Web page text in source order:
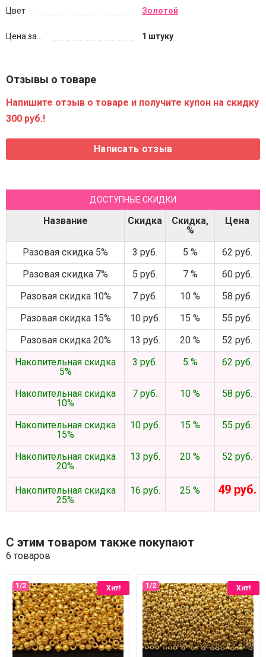
Цвет Золотой
Цена за... 1 штуку
Отзывы о товаре
Напишите отзыв о товаре и получите купон на скидку
300 руб.!
ДОСТУПНЫЕ СКИДКИ
Название Скидка
Скидка,
%
Цена
Разовая скидка 5% 3 руб. 5 %
62 руб.
Разовая скидка 7%
5 руб. 7 %
60 руб.
Разовая скидка 10%
7 руб. 10 %
58 руб.
Разовая скидка 15%
10 руб. 15 %
55 руб.
Разовая скидка 20%
13 руб. 20 %
52 руб.
Накопительная скидка
5%
3 руб. 5 % 62 руб.
Накопительная скидка
10%
7 руб. 10 % 58 руб.
Накопительная скидка
15%
10 руб. 15 % 55 руб.
Накопительная скидка
20%
13 руб. 20 % 52 руб.
Накопительная скидка
25%
16 руб. 25 % 49 руб.
С этим товаром также покупают
6 товаров
Хит! Хит!